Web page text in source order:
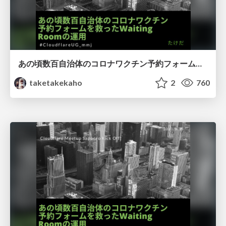
あの頃数百自治体のコロナワクチン予約フォームを救ったWaiting Roomの運用
taketakekaho
2 760